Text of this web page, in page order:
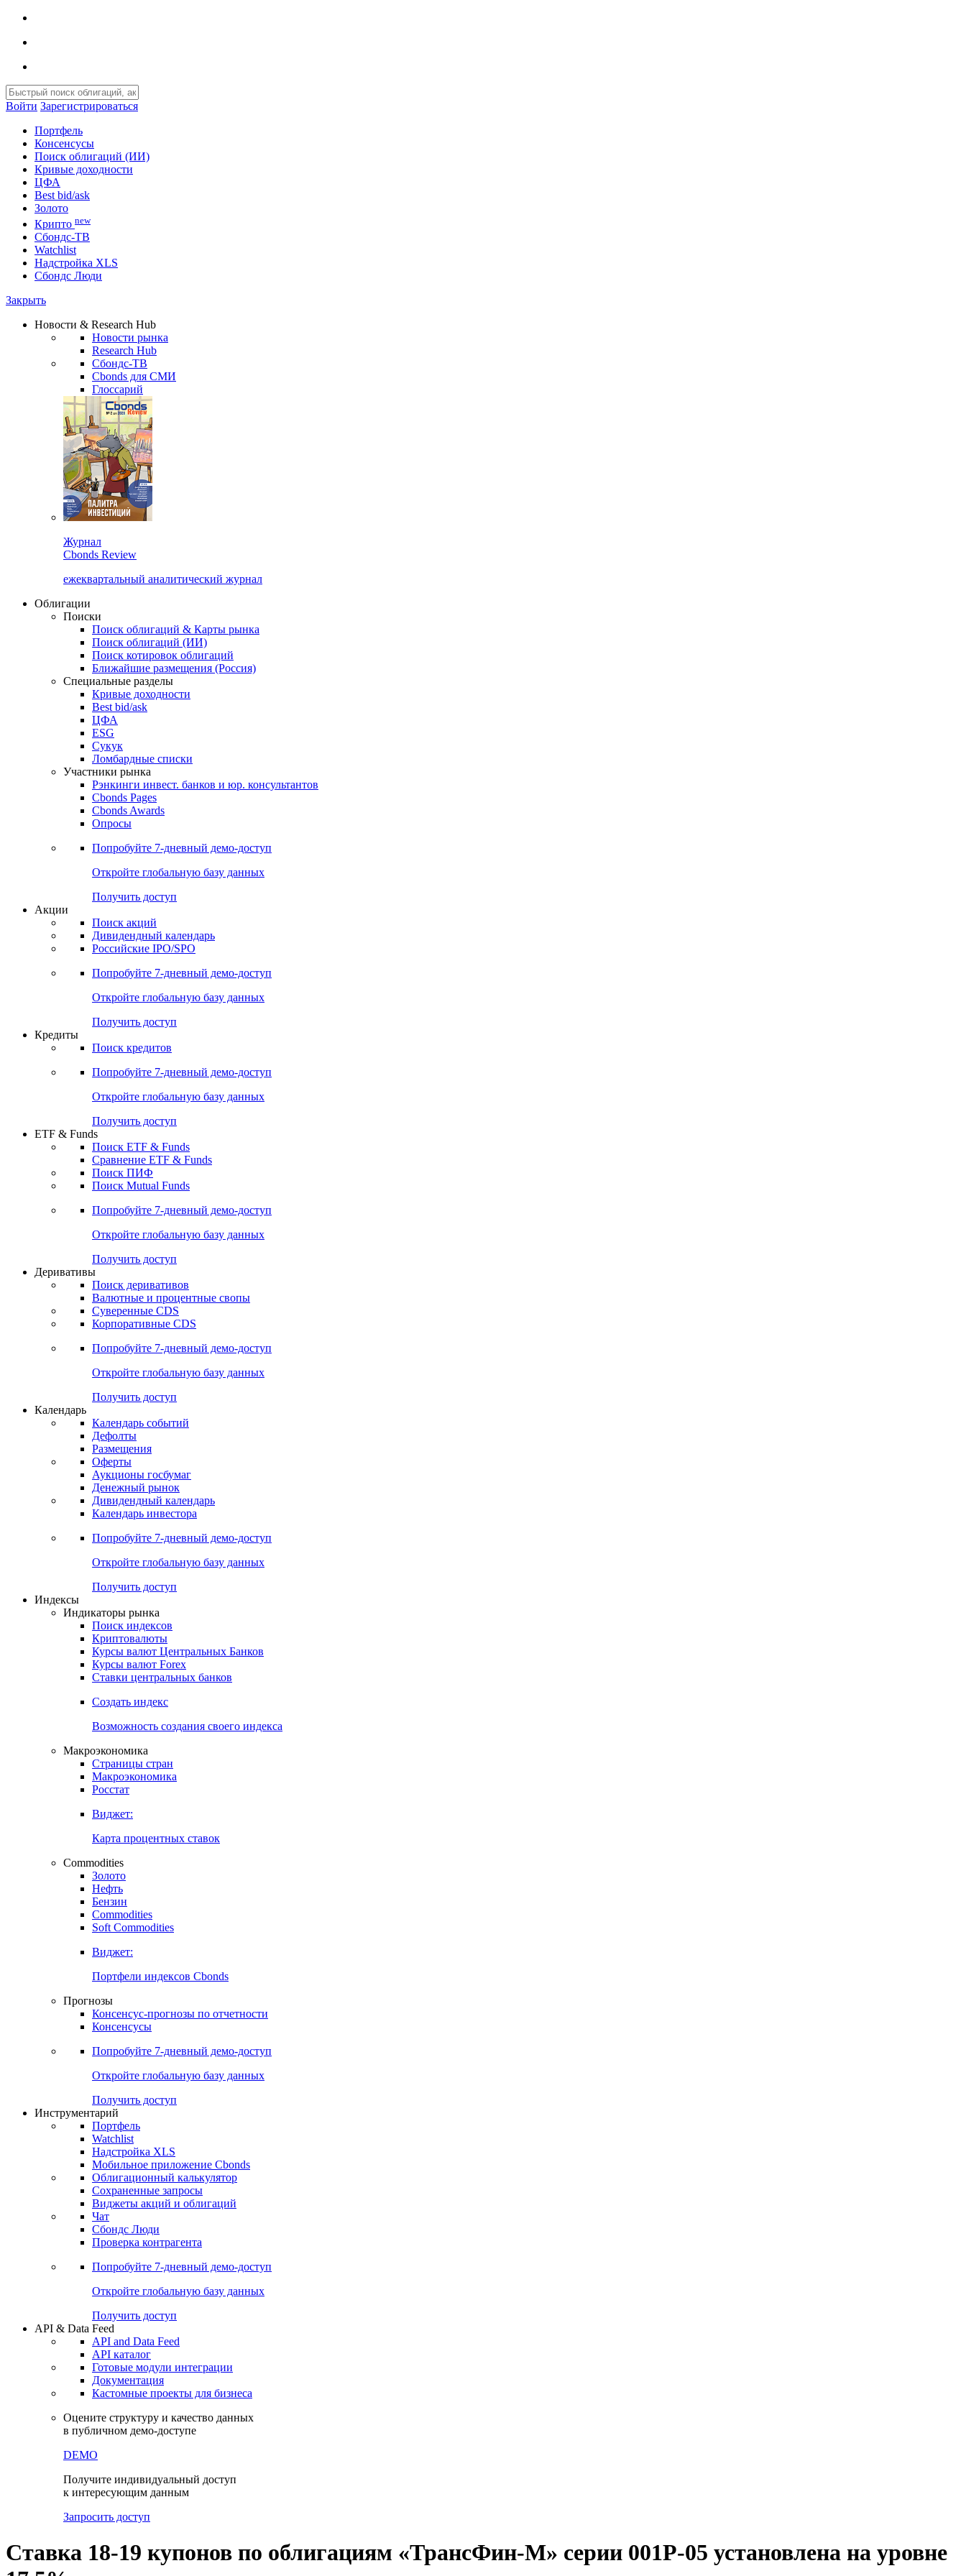
Войти Зарегистрироваться
Портфель
Консенсусы
Поиск облигаций (ИИ)
Кривые доходности
ЦФА
Best bid/ask
Золото
Крипто new
Сбондс-ТВ
Watchlist
Надстройка XLS
Сбондс Люди
Закрыть
Новости & Research Hub
Новости рынка
Research Hub
Сбондс-ТВ
Cbonds для СМИ
Глоссарий
Журнал
Cbonds Review
ежеквартальный аналитический журнал
Облигации
Поиски
Поиск облигаций & Карты рынка
Поиск облигаций (ИИ)
Поиск котировок облигаций
Ближайшие размещения (Россия)
Специальные разделы
Кривые доходности
Best bid/ask
ЦФА
ESG
Сукук
Ломбардные списки
Участники рынка
Рэнкинги инвест. банков и юр. консультантов
Cbonds Pages
Cbonds Awards
Опросы
Попробуйте 7-дневный демо-доступ
Откройте глобальную базу данных
Получить доступ
Акции
Поиск акций
Дивидендный календарь
Российские IPO/SPO
Попробуйте 7-дневный демо-доступ
Откройте глобальную базу данных
Получить доступ
Кредиты
Поиск кредитов
Попробуйте 7-дневный демо-доступ
Откройте глобальную базу данных
Получить доступ
ETF & Funds
Поиск ETF & Funds
Сравнение ETF & Funds
Поиск ПИФ
Поиск Mutual Funds
Попробуйте 7-дневный демо-доступ
Откройте глобальную базу данных
Получить доступ
Деривативы
Поиск деривативов
Валютные и процентные свопы
Суверенные CDS
Корпоративные CDS
Попробуйте 7-дневный демо-доступ
Откройте глобальную базу данных
Получить доступ
Календарь
Календарь событий
Дефолты
Размещения
Оферты
Аукционы госбумаг
Денежный рынок
Дивидендный календарь
Календарь инвестора
Попробуйте 7-дневный демо-доступ
Откройте глобальную базу данных
Получить доступ
Индексы
Индикаторы рынка
Поиск индексов
Криптовалюты
Курсы валют Центральных Банков
Курсы валют Forex
Ставки центральных банков
Создать индекс
Возможность создания своего индекса
Макроэкономика
Страницы стран
Макроэкономика
Росстат
Виджет:
Карта процентных ставок
Commodities
Золото
Нефть
Бензин
Commodities
Soft Commodities
Виджет:
Портфели индексов Cbonds
Прогнозы
Консенсус-прогнозы по отчетности
Консенсусы
Попробуйте 7-дневный демо-доступ
Откройте глобальную базу данных
Получить доступ
Инструментарий
Портфель
Watchlist
Надстройка XLS
Мобильное приложение Cbonds
Облигационный калькулятор
Сохраненные запросы
Виджеты акций и облигаций
Чат
Сбондс Люди
Проверка контрагента
Попробуйте 7-дневный демо-доступ
Откройте глобальную базу данных
Получить доступ
API & Data Feed
API and Data Feed
API каталог
Готовые модули интеграции
Документация
Кастомные проекты для бизнеса
Оцените структуру и качество данных
в публичном демо-доступе
DEMO
Получите индивидуальный доступ
к интересующим данным
Запросить доступ
Ставка 18-19 купонов по облигациям «ТрансФин-М» серии 001Р-05 установлена на уровне